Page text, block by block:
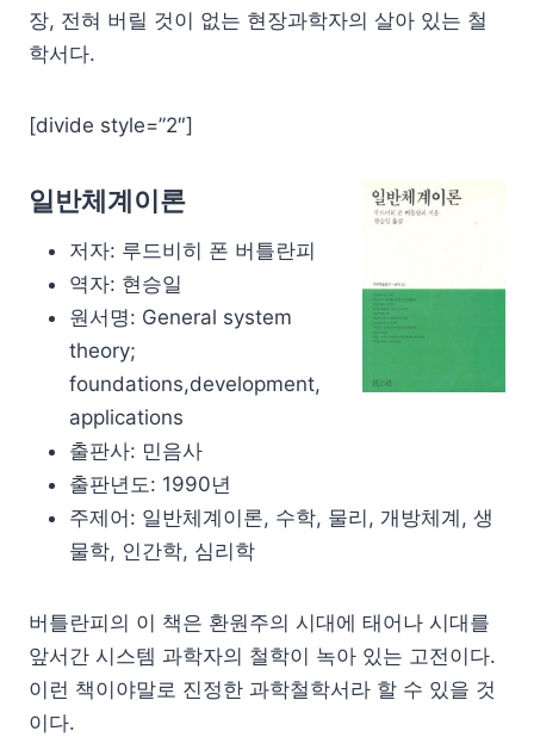
장, 전혀 버릴 것이 없는 현장과학자의 살아 있는 철
학서다.
[divide style=”2″]
일반체계이론
저자: 루드비히 폰 버틀란피
역자: 현승일
원서명: General system
theory;
foundations,development,
applications
출판사: 민음사
출판년도: 1990년
주제어: 일반체계이론, 수학, 물리, 개방체계, 생
물학, 인간학, 심리학
버틀란피의 이 책은 환원주의 시대에 태어나 시대를
앞서간 시스템 과학자의 철학이 녹아 있는 고전이다.
이런 책이야말로 진정한 과학철학서라 할 수 있을 것
이다.